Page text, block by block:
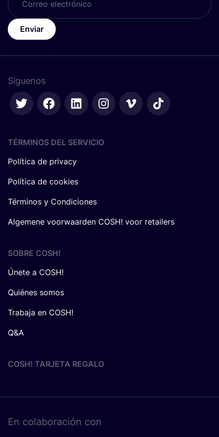
Enviar
Síguenos
TÉRMINOS DEL SERVICIO
Política de privacy
Política de cookies
Términos y Condiciones
Algemene voorwaarden COSH! voor retailers
SOBRE COSH!
Únete a COSH!
Quiénes somos
Trabaja en COSH!
Q&A
COSH! TARJETA REGALO
En cola­bo­ra­ción con